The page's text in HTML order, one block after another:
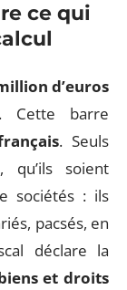
ce qui
d’euros
. Cette barre
. Seuls
, qu’ils soient
sociétés : ils
pacsés, en
déclare la
et droits